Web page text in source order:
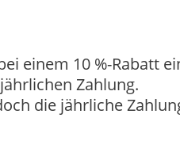
einem 10 %-Rabatt
Zahlung.
die jährliche